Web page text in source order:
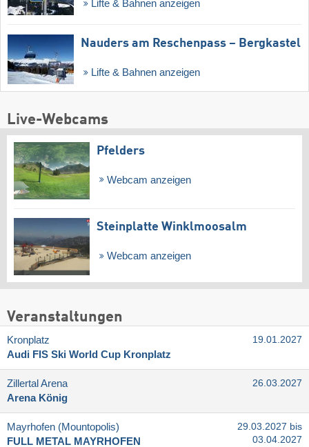
Lifte & Bahnen anzeigen
Nauders am Reschenpass – Bergkastel
Lifte & Bahnen anzeigen
Live-Webcams
Pfelders
Webcam anzeigen
Steinplatte Winklmoosalm
Webcam anzeigen
Veranstaltungen
Kronplatz
Audi FIS Ski World Cup Kronplatz
19.01.2027
Zillertal Arena
Arena König
26.03.2027
Mayrhofen (Mountopolis)
FULL METAL MAYRHOFEN
29.03.2027 bis
03.04.2027